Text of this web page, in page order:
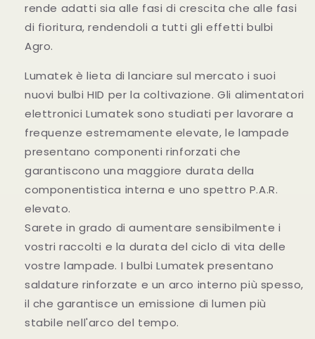
rende adatti sia alle fasi di crescita che alle fasi
di fioritura, rendendoli a tutti gli effetti bulbi
Agro.
Lumatek è lieta di lanciare sul mercato i suoi
nuovi bulbi HID per la coltivazione. Gli alimentatori
elettronici Lumatek sono studiati per lavorare a
frequenze estremamente elevate, le lampade
presentano componenti rinforzati che
garantiscono una maggiore durata della
componentistica interna e uno spettro P.A.R.
elevato.
Sarete in grado di aumentare sensibilmente i
vostri raccolti e la durata del ciclo di vita delle
vostre lampade. I bulbi Lumatek presentano
saldature rinforzate e un arco interno più spesso,
il che garantisce un emissione di lumen più
stabile nell'arco del tempo.